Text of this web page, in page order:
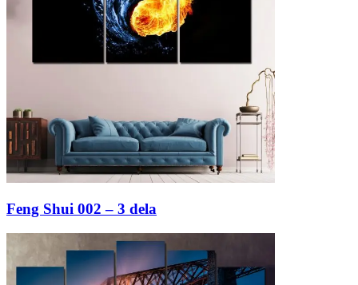
Feng Shui 002 – 3 dela